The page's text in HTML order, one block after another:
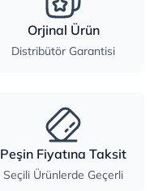
Orjinal Ürün
Distribütör Garantisi
Peşin Fiyatına Taksit
Seçili Ürünlerde Geçerli